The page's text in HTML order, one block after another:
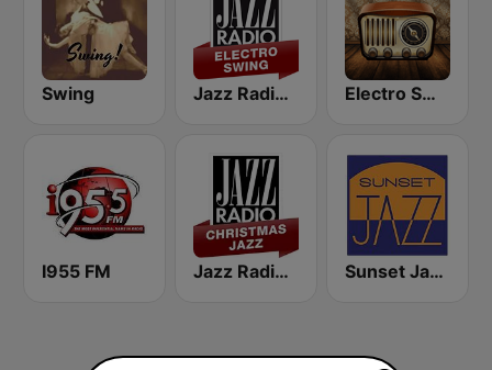
Swing Jazz Radio Electro Swing Electro Swing Radio
I955 FM Jazz Radio Christmas Jazz Sunset Jazz Radio